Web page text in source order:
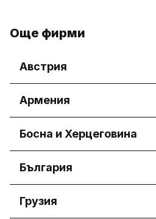
Още фирми
Австрия
Региони
Армения
Региони
Босна и Херцеговина
Региони
Федерација Босне и
България
Региони
Грузия